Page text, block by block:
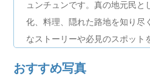
ュンチュンです。真の地元民と
化、料理、隠れた路地を知り尽
なストーリーや必見のスポット
ることに熱心です。パートタイ
おすすめ写真